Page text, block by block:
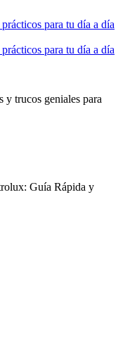
trucos geniales para
Guía Rápida y